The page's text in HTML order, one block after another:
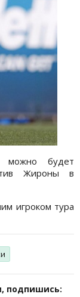
будет
Жироны в
игроком тура
подпишись: